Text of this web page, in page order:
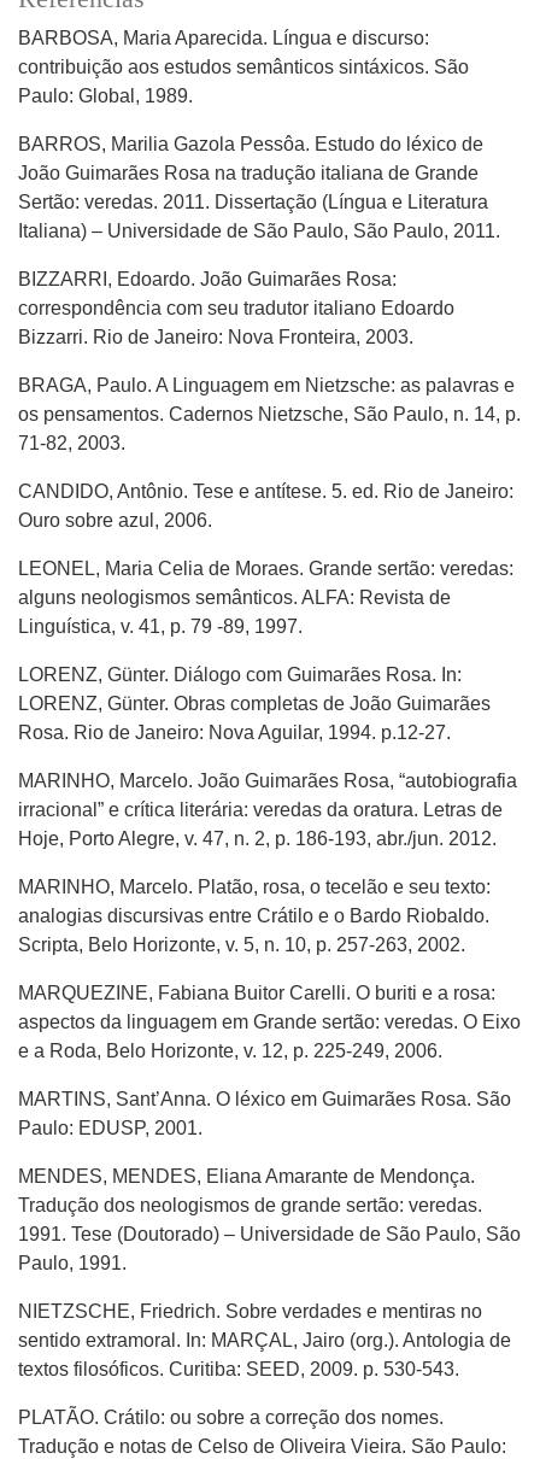
BARBOSA, Maria Aparecida. Língua e discurso:
contribuição aos estudos semânticos sintáxicos. São
Paulo: Global, 1989.
BARROS, Marilia Gazola Pessôa. Estudo do léxico de
João Guimarães Rosa na tradução italiana de Grande
Sertão: veredas. 2011. Dissertação (Língua e Literatura
Italiana) – Universidade de São Paulo, São Paulo, 2011.
BIZZARRI, Edoardo. João Guimarães Rosa:
correspondência com seu tradutor italiano Edoardo
Bizzarri. Rio de Janeiro: Nova Fronteira, 2003.
BRAGA, Paulo. A Linguagem em Nietzsche: as palavras e
os pensamentos. Cadernos Nietzsche, São Paulo, n. 14, p.
71-82, 2003.
CANDIDO, Antônio. Tese e antítese. 5. ed. Rio de Janeiro:
Ouro sobre azul, 2006.
LEONEL, Maria Celia de Moraes. Grande sertão: veredas:
alguns neologismos semânticos. ALFA: Revista de
Linguística, v. 41, p. 79 -89, 1997.
LORENZ, Günter. Diálogo com Guimarães Rosa. In:
LORENZ, Günter. Obras completas de João Guimarães
Rosa. Rio de Janeiro: Nova Aguilar, 1994. p.12-27.
MARINHO, Marcelo. João Guimarães Rosa, “autobiografia
irracional” e crítica literária: veredas da oratura. Letras de
Hoje, Porto Alegre, v. 47, n. 2, p. 186-193, abr./jun. 2012.
MARINHO, Marcelo. Platão, rosa, o tecelão e seu texto:
analogias discursivas entre Crátilo e o Bardo Riobaldo.
Scripta, Belo Horizonte, v. 5, n. 10, p. 257-263, 2002.
MARQUEZINE, Fabiana Buitor Carelli. O buriti e a rosa:
aspectos da linguagem em Grande sertão: veredas. O Eixo
e a Roda, Belo Horizonte, v. 12, p. 225-249, 2006.
MARTINS, Sant’Anna. O léxico em Guimarães Rosa. São
Paulo: EDUSP, 2001.
MENDES, MENDES, Eliana Amarante de Mendonça.
Tradução dos neologismos de grande sertão: veredas.
1991. Tese (Doutorado) – Universidade de São Paulo, São
Paulo, 1991.
NIETZSCHE, Friedrich. Sobre verdades e mentiras no
sentido extramoral. In: MARÇAL, Jairo (org.). Antologia de
textos filosóficos. Curitiba: SEED, 2009. p. 530-543.
PLATÃO. Crátilo: ou sobre a correção dos nomes.
Tradução e notas de Celso de Oliveira Vieira. São Paulo: